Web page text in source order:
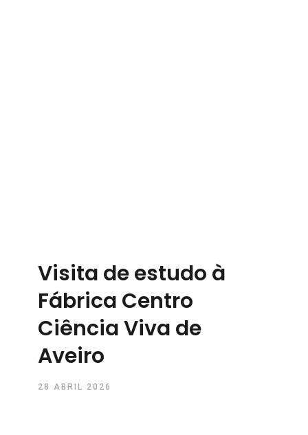
Visita de estudo à
Fábrica Centro
Ciência Viva de
Aveiro
28 ABRIL 2026